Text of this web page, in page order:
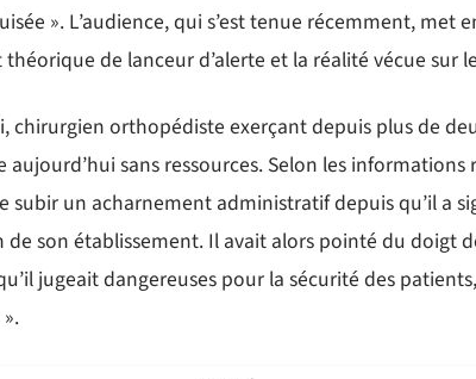
». L’audience, qui s’est tenue récemment, met
de lanceur d’alerte et la réalité vécue sur
chirurgien orthopédiste exerçant depuis plus de
sans ressources. Selon les informations
un acharnement administratif depuis qu’il a
son établissement. Il avait alors pointé du doigt
jugeait dangereuses pour la sécurité des